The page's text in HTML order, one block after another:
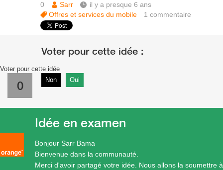
0
Sarr
il y a presque 6 ans
Offres et services du mobile
1commentaire
Voter pour cette idée
0 Non Oui
Bonjour Sarr Bama
Bienvenue dans la communauté.
Merci d'avoir partagé votre idée. Nous allons la soumettre à
Idée en examen